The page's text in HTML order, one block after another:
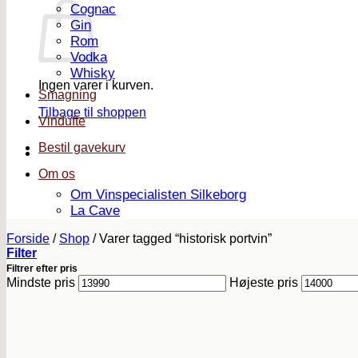
Ingen varer i kurven.
Tilbage til shoppen
Cognac
Gin
Rom
Vodka
Whisky
Smagning
Vindufte
Bestil gavekurv
Om os
Om Vinspecialisten Silkeborg
La Cave
Forside / Shop /Varer tagged “historisk portvin”
Filter
Filtrer efter pris
Mindste pris Højeste pris